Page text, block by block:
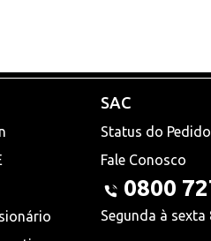
SAC
Status do Pedido
Fale Conosco
0800
Segunda à sexta